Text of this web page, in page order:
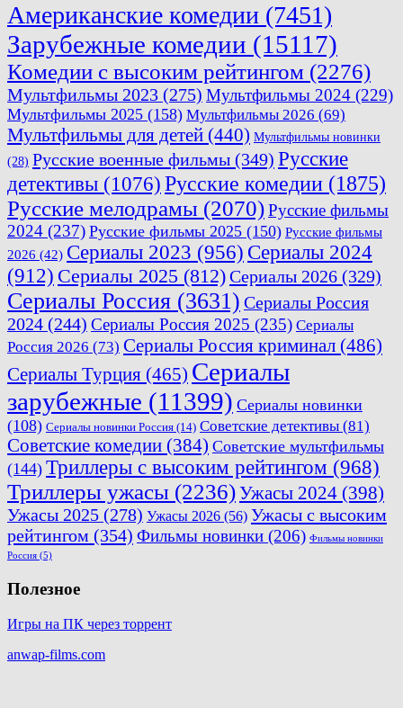
Американские комедии (7451)
Зарубежные комедии (15117)
Комедии с высоким рейтингом (2276)
Мультфильмы 2023 (275) Мультфильмы 2024 (229)
Мультфильмы 2025 (158) Мультфильмы 2026 (69)
Мультфильмы для детей (440) Мультфильмы новинки
(28) Русские военные фильмы (349) Русские
детективы (1076)Русские комедии (1875)
Русские мелодрамы (2070)Русские фильмы
2024 (237) Русские фильмы 2025 (150) Русские фильмы
2026 (42) Сериалы 2023 (956) Сериалы 2024
(912) Сериалы 2025 (812)Сериалы 2026 (329)
Сериалы Россия (3631) Сериалы Россия
2024 (244) Сериалы Россия 2025 (235) Сериалы
Россия 2026 (73) Сериалы Россия криминал (486)
Сериалы Турция (465) Сериалы
зарубежные (11399) Сериалы новинки
(108) Сериалы новинки Россия (14) Советские детективы (81)
Советские комедии (384) Советские мультфильмы
(144) Триллеры с высоким рейтингом (968)
Триллеры ужасы (2236)Ужасы 2024 (398)
Ужасы 2025 (278) Ужасы 2026 (56) Ужасы с высоким
рейтингом (354) Фильмы новинки (206) Фильмы новинки
Россия (5)
Полезное
Игры на ПК через торрент
anwap-films.com